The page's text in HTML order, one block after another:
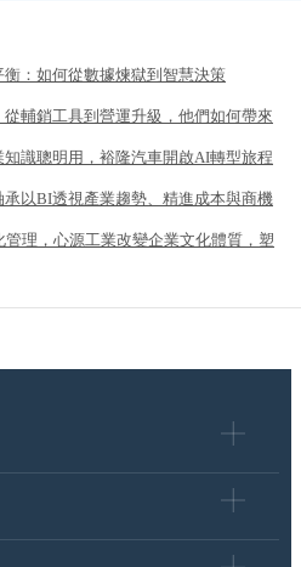
：如何從數據煉獄到智慧決策
輔銷工具到營運升級，他們如何帶來
識聰明用，裕隆汽車開啟AI轉型旅程
以BI透視產業趨勢、精進成本與商機
管理，心源工業改變企業文化體質，塑